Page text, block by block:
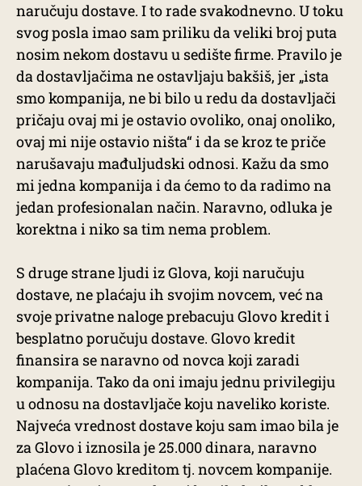
naručuju dostave. I to rade svakodnevno. U toku
svog posla imao sam priliku da veliki broj puta
nosim nekom dostavu u sedište firme. Pravilo je
da dostavljačima ne ostavljaju bakšiš, jer „ista
smo kompanija, ne bi bilo u redu da dostavljači
pričaju ovaj mi je ostavio ovoliko, onaj onoliko,
ovaj mi nije ostavio ništa“ i da se kroz te priče
narušavaju mađuljudski odnosi. Kažu da smo
mi jedna kompanija i da ćemo to da radimo na
jedan profesionalan način. Naravno, odluka je
korektna i niko sa tim nema problem.
S druge strane ljudi iz Glova, koji naručuju
dostave, ne plaćaju ih svojim novcem, već na
svoje privatne naloge prebacuju Glovo kredit i
besplatno poručuju dostave. Glovo kredit
finansira se naravno od novca koji zaradi
kompanija. Tako da oni imaju jednu privilegiju
u odnosu na dostavljače koju naveliko koriste.
Najveća vrednost dostave koju sam imao bila je
za Glovo i iznosila je 25.000 dinara, naravno
plaćena Glovo kreditom tj. novcem kompanije.